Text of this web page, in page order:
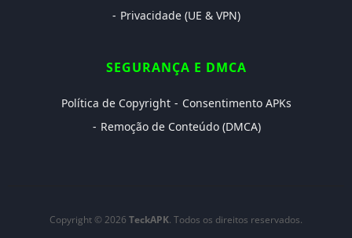
Privacidade (UE & VPN)
SEGURANÇA E DMCA
Política de Copyright
Consentimento APKs
Remoção de Conteúdo (DMCA)
Copyright © 2026 TeckAPK. Todos os direitos reservados.